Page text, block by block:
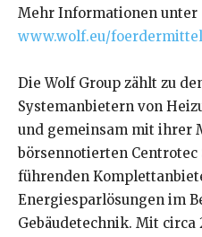
Mehr Informationen unter
www.wolf.eu/
Die Wolf Group zählt zu
Systemanbietern von
und gemeinsam mit ihrer
börsennotierten Centrotec
führenden
Energiesparlösungen im
Gebäudetechnik. Mit